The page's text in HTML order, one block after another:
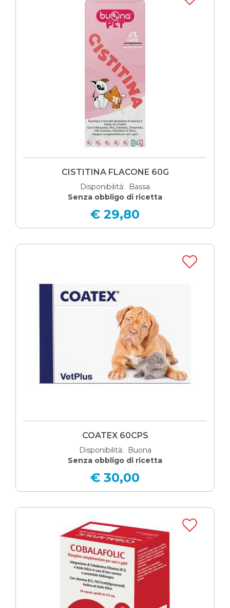
CISTITINA FLACONE 60G
Disponibilità: Bassa
Senza obbligo di ricetta
€ 29,80
COATEX 60CPS
Disponibilità: Buona
Senza obbligo di ricetta
€ 30,00